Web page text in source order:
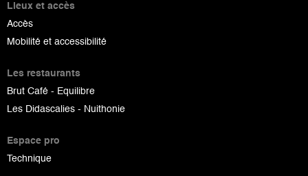
Lieux et accès
Accès
Mobilité et accessibilité
Les restaurants
Brut Café - Equilibre
Les Didascalies - Nuithonie
Espace pro
Technique